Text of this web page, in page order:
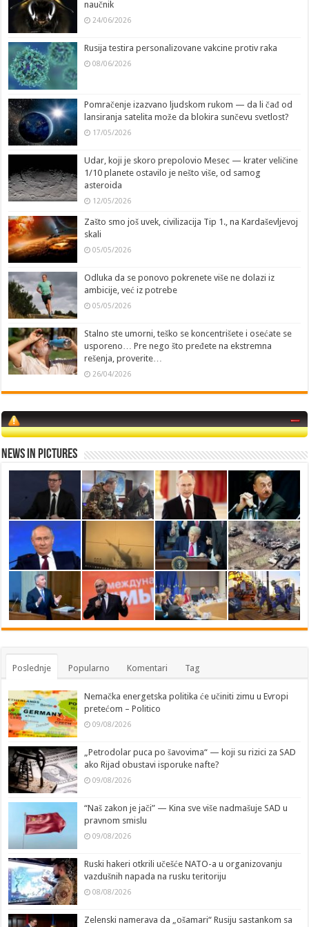
naučnik
24/06/2026
Rusija testira personalizovane vakcine protiv raka
08/06/2026
Pomračenje izazvano ljudskom rukom — da li čađ od
lansiranja satelita može da blokira sunčevu svetlost?
17/05/2026
Udar, koji je skoro prepolovio Mesec — krater veličine
1/10 planete ostavilo je nešto više, od samog
asteroida
12/05/2026
Zašto smo još uvek, civilizacija Tip 1., na Kardaševljevoj
skali
05/05/2026
Odluka da se ponovo pokrenete više ne dolazi iz
ambicije, već iz potrebe
05/05/2026
Stalno ste umorni, teško se koncentrišete i osećate se
usporeno… Pre nego što pređete na ekstremna
rešenja, proverite…
26/04/2026
News in Pictures
Poslednje Popularno Komentari Tag
Nemačka energetska politika će učiniti zimu u Evropi
pretećom – Politico
09/08/2026
„Petrodolar puca po šavovima“ — koji su rizici za SAD
ako Rijad obustavi isporuke nafte?
09/08/2026
“Naš zakon je jači” — Kina sve više nadmašuje SAD u
pravnom smislu
09/08/2026
Ruski hakeri otkrili učešće NATO-a u organizovanju
vazdušnih napada na rusku teritoriju
08/08/2026
Zelenski namerava da „ošamari“ Rusiju sastankom sa